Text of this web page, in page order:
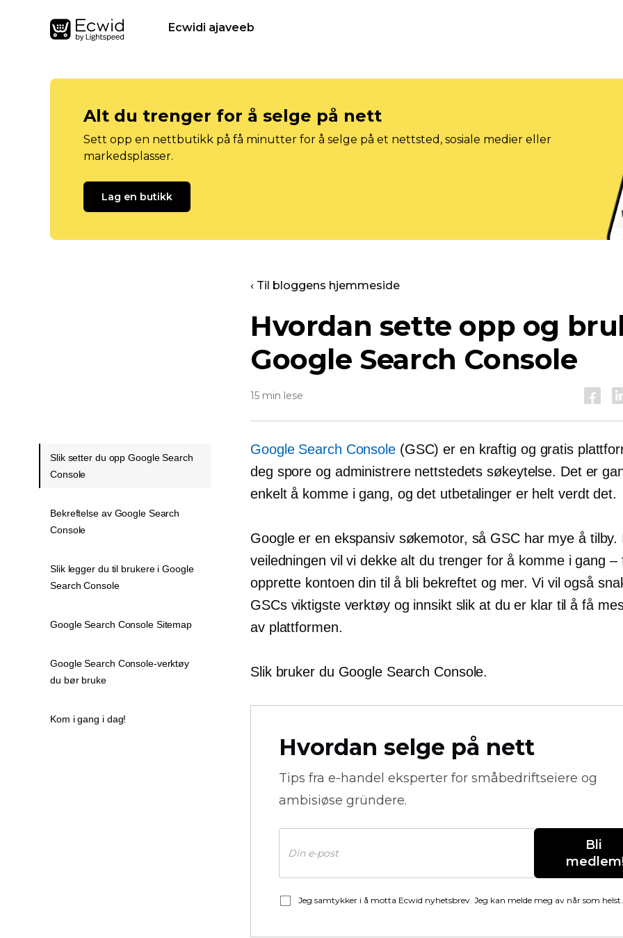
Ecwidi ajaveeb
Alt du trenger for å selge på nett
Sett opp en nettbutikk på få minutter for å selge på et nettsted, sosiale medier eller
markedsplasser.
Lag en butikk
‹ Til bloggens hjemmeside
Hvordan sette opp og
Google Search Console
15 min lese
Google Search Console(GSC) er en kraftig og gratis
deg spore og administrere nettstedets søkeytelse. Det er
enkelt å komme i gang, og det utbetalingerer helt verdt det.
Google er en ekspansiv søkemotor, så GSC har mye å tilby.
veiledningen vil vi dekke alt du trenger for å komme i gang –
opprette kontoen din til å bli bekreftet og mer. Vi vil også
GSCs viktigste verktøy og innsikt slik at du er klar til å få
av plattformen.
Slik bruker du Google Search Console.
Hvordan selge på nett
Tips fra e-handel eksperter for småbedriftseiere og
ambisiøse gründere.
Bli
Jeg samtykker i å motta Ecwid nyhetsbrev. Jeg kan melde meg av når som helst.
Slik setter du opp Google Search
Console
Bekreftelse av Google Search
Console
Slik legger du til brukere i Google
Search Console
Google Search Console Sitemap
Google Search Console-verktøy
du bør bruke
Kom i gang i dag!